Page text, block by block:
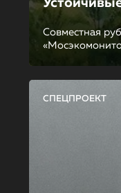
Совместная
СПЕЦПРОЕКТ